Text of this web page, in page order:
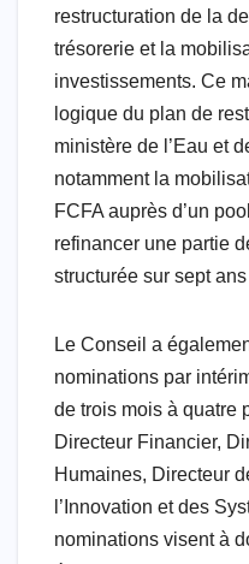
restructuration de la
trésorerie et la
investissements. Ce
logique du plan de
ministère de l’Eau et
notamment la
FCFA auprès d’un
refinancer une partie
structurée sur sept
Le Conseil a
nominations par
de trois mois à quatre
Directeur Financier,
Humaines, Directeur
l’Innovation et des
nominations visent à